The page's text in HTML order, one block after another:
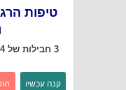
טיפות
3 חבילות של 0.4 מ"ל – מתמצית ולריאן טבעי
קנה עכשיו